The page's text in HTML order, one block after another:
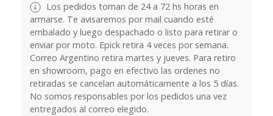
Los pedidos toman de 24 a 72 hs horas en
armarse. Te avisaremos por mail cuando esté
embalado y luego despachado o listo para retirar o
enviar por moto. Epick retira 4 veces por semana.
Correo Argentino retira martes y jueves. Para retiro
en showroom, pago en efectivo las ordenes no
retiradas se cancelan automáticamente a los 5 días.
No somos responsables por los pedidos una vez
entregados al correo elegido.